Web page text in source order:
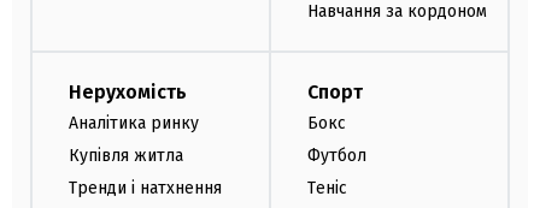
Навчання за кордоном
Нерухомість
Аналітика ринку
Купівля житла
Тренди і натхнення
Спорт
Бокс
Футбол
Теніс